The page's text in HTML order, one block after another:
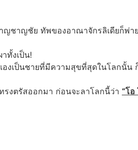
ญชาญชัย ทัพของอาณาจักรลิเดียก็พ่า
ทั้งเป็น!
งเป็นชายที่มีความสุขที่สุดในโลกนั้น
รงตรัสออกมา ก่อนจะลาโลกนี้ว่า “โ